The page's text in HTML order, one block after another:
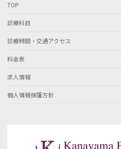
TOP
診療科目
診療時間・交通アクセス
料金表
求人情報
個人情報保護方針